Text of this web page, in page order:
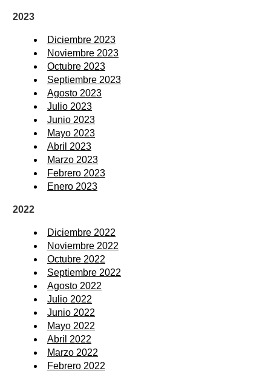
2023
Diciembre 2023
Noviembre 2023
Octubre 2023
Septiembre 2023
Agosto 2023
Julio 2023
Junio 2023
Mayo 2023
Abril 2023
Marzo 2023
Febrero 2023
Enero 2023
2022
Diciembre 2022
Noviembre 2022
Octubre 2022
Septiembre 2022
Agosto 2022
Julio 2022
Junio 2022
Mayo 2022
Abril 2022
Marzo 2022
Febrero 2022